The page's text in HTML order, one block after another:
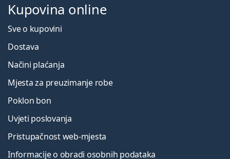
Kupovina online
Sve o kupovini
Dostava
Načini plaćanja
Mjesta za preuzimanje robe
Poklon bon
Uvjeti poslovanja
Pristupačnost web-mjesta
Informacije o obradi osobnih podataka